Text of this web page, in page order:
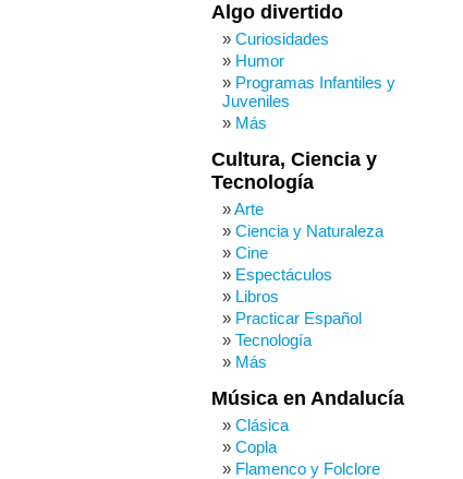
Algo divertido
Curiosidades
Humor
Programas Infantiles y
Juveniles
Más
Cultura, Ciencia y
Tecnología
Arte
Ciencia y Naturaleza
Cine
Espectáculos
Libros
Practicar Español
Tecnología
Más
Música en Andalucía
Clásica
Copla
Flamenco y Folclore